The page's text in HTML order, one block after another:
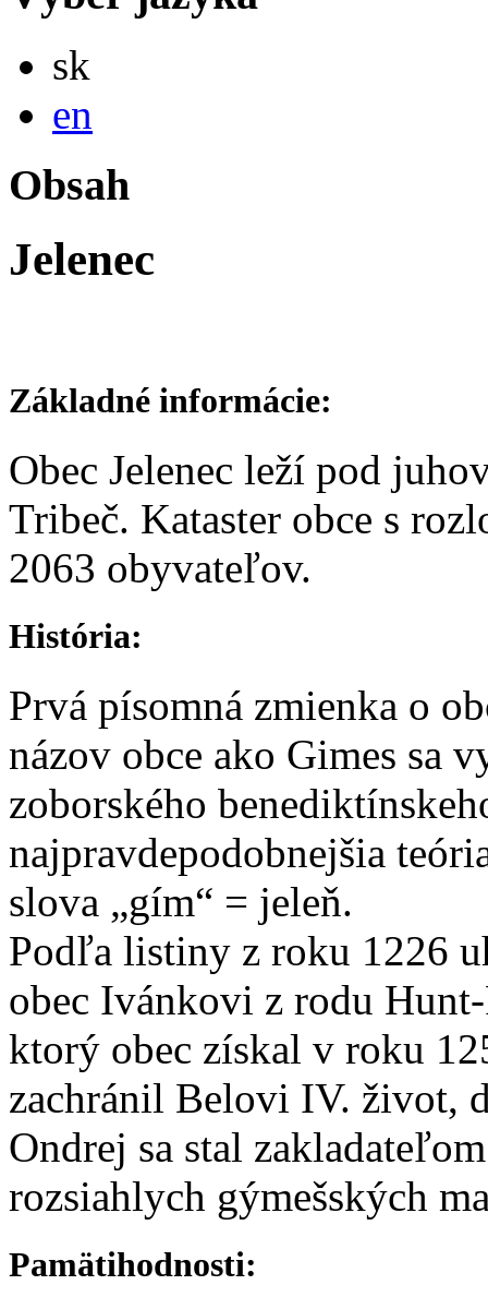
sk
en
Obsah
Jelenec
Základné informácie:
Obec Jelenec leží pod
Tribeč. Kataster obce s
2063 obyvateľov.
História:
Prvá písomná zmienka o
názov obce ako Gimes sa
zoborského
najpravdepodobnejšia
slova „gím“ = jeleň.
Podľa listiny z roku 1226
obec Ivánkovi z rodu
ktorý obec získal v roku
zachránil Belovi IV. život,
Ondrej sa stal
rozsiahlych gýmešských
Pamätihodnosti: